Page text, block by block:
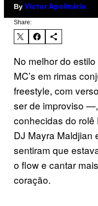
By Victor Apolinário
Share:
No melhor do
MC’s em rimas
freestyle, com
ser de improviso
conhecidas do rolê
DJ Mayra Maldjian
sentiram que
o flow e cantar
coração.